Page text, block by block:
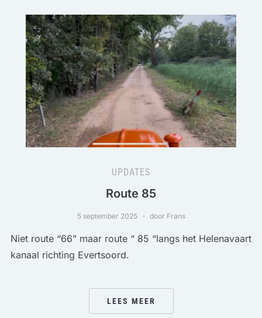
UPDATES
Route 85
5 september 2025 door Frans
Niet route “66” maar route “ 85 “langs het Helenavaart
kanaal richting Evertsoord.
LEES MEER